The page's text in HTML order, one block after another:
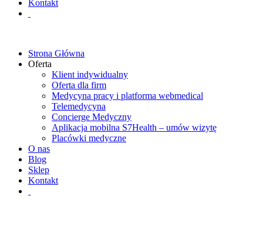
Kontakt
Strona Główna
Oferta
Klient indywidualny
Oferta dla firm
Medycyna pracy i platforma webmedical
Telemedycyna
Concierge Medyczny
Aplikacja mobilna S7Health – umów wizytę
Placówki medyczne
O nas
Blog
Sklep
Kontakt